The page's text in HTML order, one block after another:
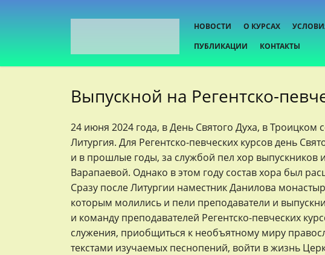
НОВОСТИ О КУРСАХ
ПУБЛИКАЦИИ
КОНТАКТЫ
Выпускной на Регентско-
24 июня 2024 года, в День Святого Духа, в
Литургия. Для Регентско-певческих курсов день
и в прошлые годы, за службой пел хор
Варапаевой. Однако в этом году состав хора был
Сразу после Литургии наместник Данилова
которым молились и пели преподаватели и
и команду преподавателей Регентско-певческих
служения, приобщиться к необъятному миру
текстами изучаемых песнопений, войти в жизнь